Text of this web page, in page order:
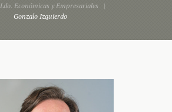
Ldo. Económicas y Empresariales
Gonzalo Izquierdo